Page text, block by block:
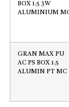
BOX 1.5 3W
ALUMINIUM
GRAN MAX PU
AC PS BOX 1.5
ALUMIN PT MC